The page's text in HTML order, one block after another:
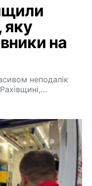
яку
на
неподалік